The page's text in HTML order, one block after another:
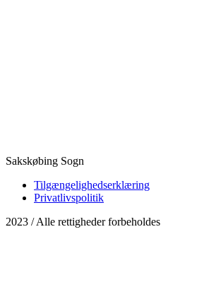
Sakskøbing Sogn
Tilgængelighedserklæring
Privatlivspolitik
2023 / Alle rettigheder forbeholdes